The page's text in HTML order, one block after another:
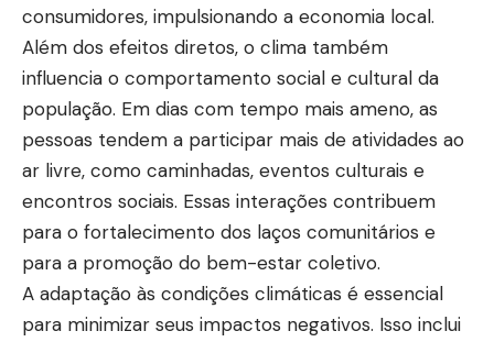
consumidores, impulsionando a economia local.
Além dos efeitos diretos, o clima também
influencia o comportamento social e cultural da
população. Em dias com tempo mais ameno, as
pessoas tendem a participar mais de atividades ao
ar livre, como caminhadas, eventos culturais e
encontros sociais. Essas interações contribuem
para o fortalecimento dos laços comunitários e
para a promoção do bem-estar coletivo.
A adaptação às condições climáticas é essencial
para minimizar seus impactos negativos. Isso inclui